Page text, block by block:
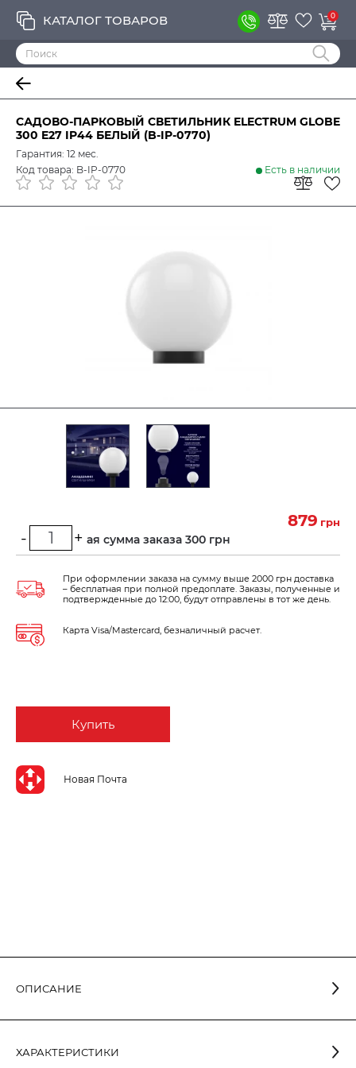
КАТАЛОГ ТОВАРОВ 0
САДОВО-ПАРКОВЫЙ СВЕТИЛЬНИК ELECTRUM GLOBE
300 E27 IP44 БЕЛЫЙ (B-IP-0770)
ОПИСАНИЕ
поможет сделать придомовую территорию светлее, уютнее
ХАРАКТЕРИСТИКИ
Гарантия: 12 мес.
Код товара: B-IP-0770
Есть в наличии
879 грн
Минимальная сумма заказа 300 грн
- +
Купить
Новая Почта
При оформлении заказа на сумму выше 2000 грн доставка
– бесплатная при полной предоплате. Заказы, полученные и
подтвержденные до 12:00, будут отправлены в тот же день.
Карта Visa/Mastercard, безналичный расчет.